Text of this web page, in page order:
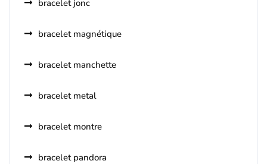
bracelet jonc
bracelet magnétique
bracelet manchette
bracelet metal
bracelet montre
bracelet pandora